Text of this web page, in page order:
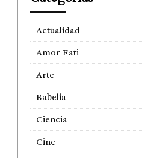
Actualidad
Amor Fati
Arte
Babelia
Ciencia
Cine